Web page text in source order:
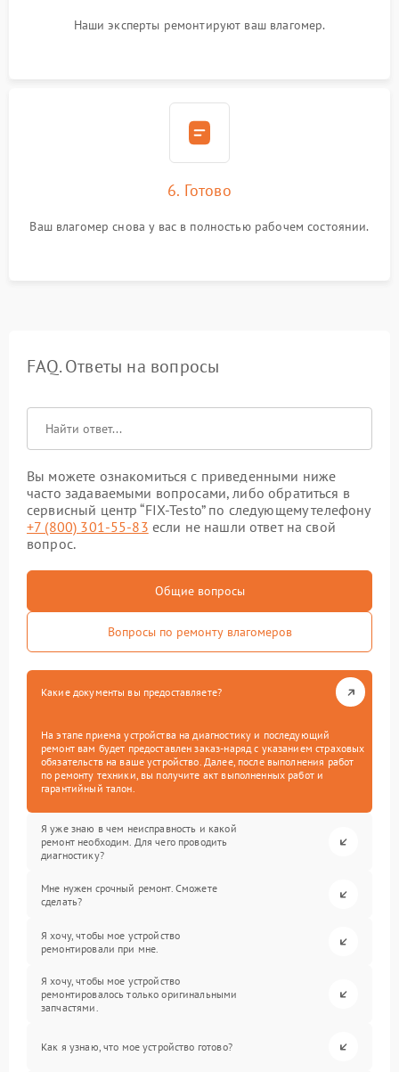
Наши эксперты ремонтируют ваш влагомер.
6. Готово
Ваш влагомер снова у вас в полностью рабочем состоянии.
FAQ. Ответы на вопросы
Вы можете ознакомиться с приведенными ниже
часто задаваемыми вопросами, либо обратиться в
сервисный центр “FIX-Testo” по следующему телефону
+7 (800) 301-55-83 если не нашли ответ на свой
вопрос.
Общие вопросы
Вопросы по ремонту влагомеров
Какие документы вы предоставляете?
На этапе приема устройства на диагностику и последующий
ремонт вам будет предоставлен заказ-наряд с указанием страховых
обязательств на ваше устройство. Далее, после выполнения работ
по ремонту техники, вы получите акт выполненных работ и
гарантийный талон.
Я уже знаю в чем неисправность и какой
ремонт необходим. Для чего проводить
диагностику?
Мне нужен срочный ремонт. Сможете
сделать?
Я хочу, чтобы мое устройство
ремонтировали при мне.
Я хочу, чтобы мое устройство
ремонтировалось только оригинальными
запчастями.
Как я узнаю, что мое устройство готово?